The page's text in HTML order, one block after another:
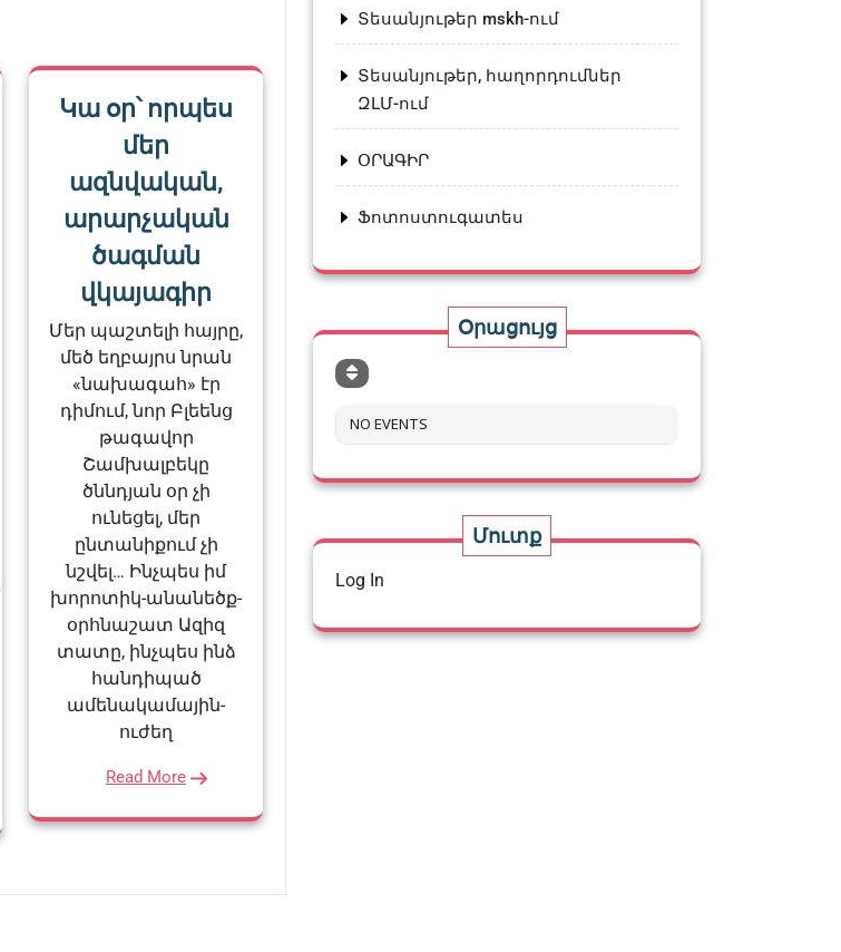
Կա օր՝ որպես
մեր
ազնվական,
արարչական
ծագման
վկայագիր
Մեր պաշտելի հայրը,
մեծ եղբայրս նրան
«նախագահ» էր
դիմում, նոր Բլեենց
թագավոր
Շամխալբեկը
ծննդյան օր չի
ունեցել, մեր
ընտանիքում չի
նշվել… Ինչպես իմ
խորոտիկ-անանեծք-
օրհնաշատ Ազիզ
տատը, ինչպես ինձ
հանդիպած
ամենակամային-
ուժեղ
Read More
Տեսանյութեր mskh-ում
Տեսանյութեր, հաղորդումներ
ԶԼՄ-ում
ՕՐԱԳԻՐ
Ֆոտոստուգատես
Օրացույց
NO EVENTS
Մուտք
Log In